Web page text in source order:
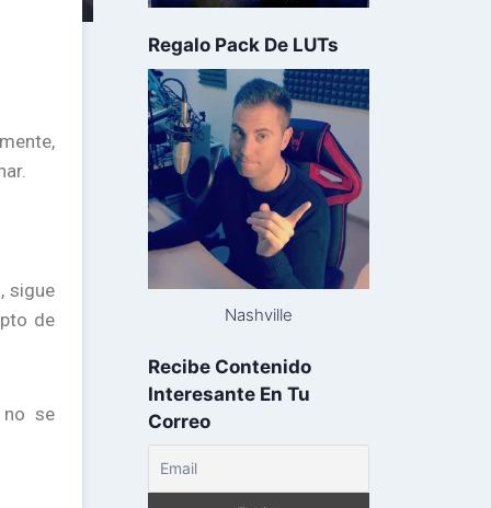
sigue
de
no se
Regalo Pack De LUTs
Nashville
Recibe Contenido
Interesante En Tu
Correo